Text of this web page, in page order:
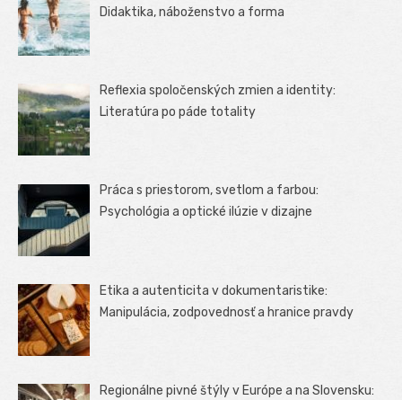
Didaktika, náboženstvo a forma
Reflexia spoločenských zmien a identity:
Literatúra po páde totality
Práca s priestorom, svetlom a farbou:
Psychológia a optické ilúzie v dizajne
Etika a autenticita v dokumentaristike:
Manipulácia, zodpovednosť a hranice pravdy
Regionálne pivné štýly v Európe a na Slovensku: